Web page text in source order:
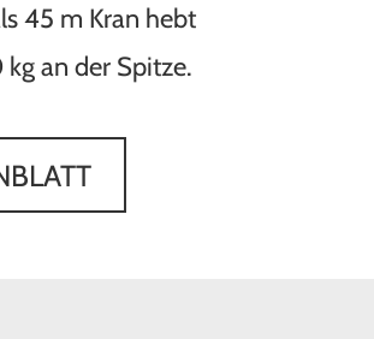
45 m Kran hebt
an der Spitze.